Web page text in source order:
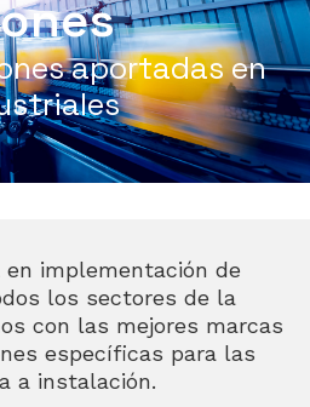
aportadasen
implementación de
los sectores de la
con las mejores marcas
específicas para las
a instalación.